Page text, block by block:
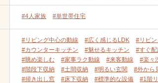
#4人家族 #単世帯住宅
#リビング中心の動線 #広く感じるLDK #リビ
#カウンターキッチン
#魅せるキッチン #すぐ
#眺め楽しむ
#家事ラク動線 #来客動線 #楽々
#階段下収納
#土間収納 #明るい玄関 #外から
#掃き出し窓
#床下収納 #標準的な設備 #1階